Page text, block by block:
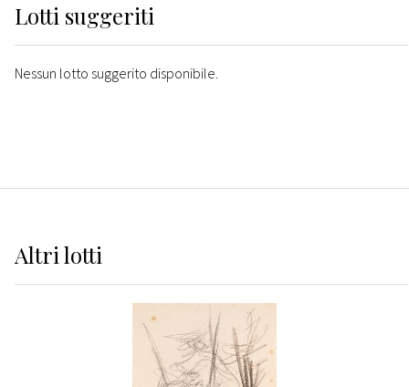
Lotti suggeriti
Nessun lotto suggerito disponibile.
Altrilotti